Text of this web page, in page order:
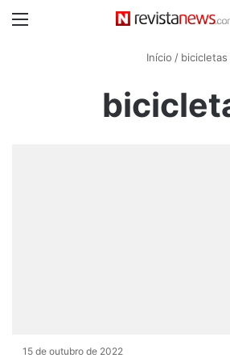
Início / bicicletas
15 de outubro de 2022